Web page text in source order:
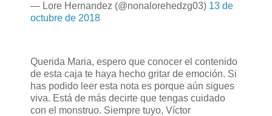
— Lore Hernandez (@nonalorehedzg03) 13 de
octubre de 2018
Querida Maria, espero que conocer el contenido
de esta caja te haya hecho gritar de emoción. Si
has podido leer esta nota es porque aún sigues
viva. Está de más decirte que tengas cuidado
con el monstruo. Siempre tuyo, Víctor